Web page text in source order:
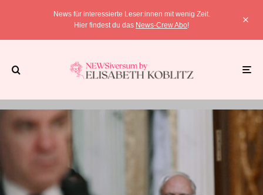
News für interessierte Leser:innen mit wenig Zeit.
Hier findest du das News-Crew Abo!